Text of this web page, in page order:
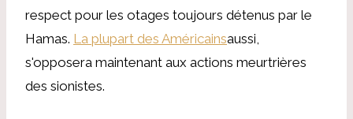
respect pour les otages toujours détenus par le
Hamas. La plupart des Américainsaussi,
s'opposera maintenant aux actions meurtrières
des sionistes.